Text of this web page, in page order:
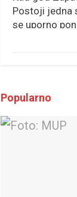
Postoji jedna
se uporno
Popularno